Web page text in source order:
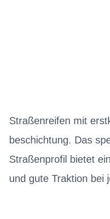
Straßenreifen mit
beschichtung. Das
Straßenprofil bietet
und gute Traktion bei